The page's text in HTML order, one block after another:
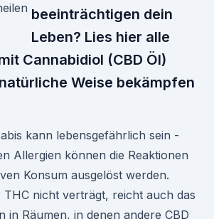
beeinträchtigen dein
Leben? Lies hier alle
Cannabidiol (CBD Öl)
Weise bekämpfen
kann lebensgefährlich sein -
Allergien können die Reaktionen
Konsum ausgelöst werden.
nicht verträgt, reicht auch das
in Räumen, in denen andere CBD